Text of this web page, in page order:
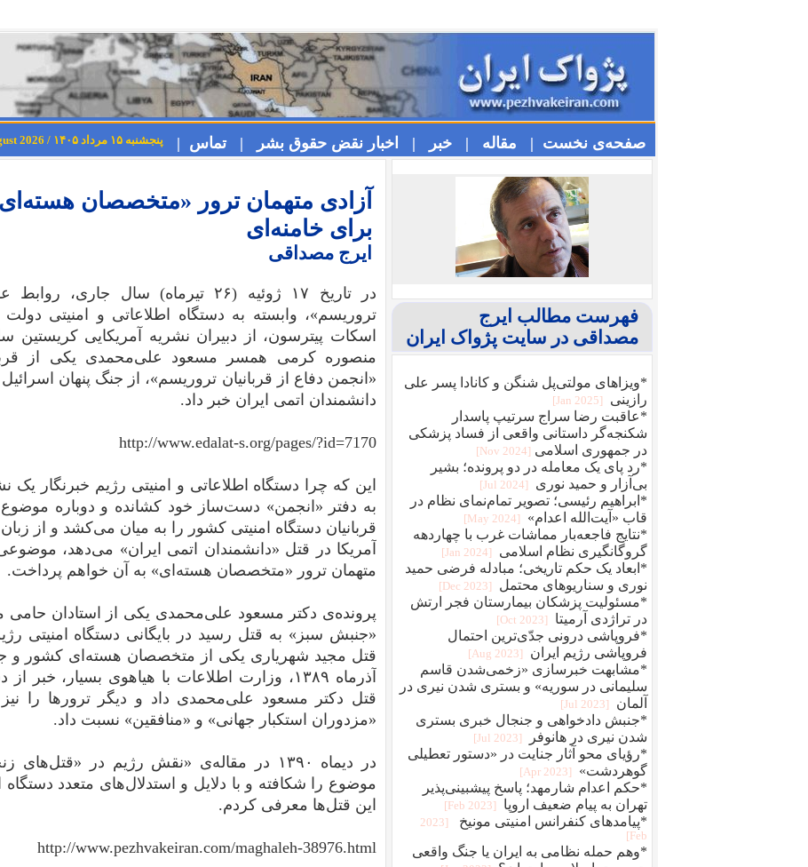
صفحه‌ی نخست | مقاله | خبر | اخبار نقض حقوق بشر | تماس | پنجشنبه ۱۵ مرداد ۱۴۰۵ / Thursday 6th August 2026
آزادی متهمان ترور «متخصصان
برای خامنه‌ای
ایرج مصداقی
در تاریخ ۱۷ ژوئیه (۲۶ تیرماه) سال
تروریسم»، وابسته به دستگاه اطلاعاتی و امنیتی
اسکات پیترسون، از دبیران نشریه آمریکایی
منصوره کرمی همسر مسعود علی‌محمدی یکی از
«انجمن دفاع از قربانیان تروریسم»، از جنگ پنهان
دانشمندان اتمی ایران خبر داد.
http://www.edalat-s.org/pages/?id=7170
این که چرا دستگاه اطلاعاتی و امنیتی رژیم خبرنگار
به دفتر «انجمن» دست‌ساز خود کشانده و دوباره
قربانیان دستگاه امنیتی کشور را به میان می‌کشد و از
آمریکا در قتل «دانشمندان اتمی ایران»‌ می‌دهد،
متهمان ترور «متخصصان هسته‌ای» به آن خواهم پرداخت.
پرونده‌ی دکتر مسعود علی‌محمدی یکی از استادان
«جنبش سبز» به قتل رسید در بایگانی دستگاه امنیتی
قتل مجید شهریاری یکی از متخصصان هسته‌ای کشور و
آذرماه ۱۳۸۹، وزارت اطلاعات با هیاهوی
قتل دکتر مسعود علی‌محمدی داد و دیگر ترور‌ها را
«مزدوران استکبار جهانی» و «منافقین» نسبت داد.
در دیماه ۱۳۹۰ در مقاله‌ی «نقش رژیم در
موضوع را شکافته و با دلایل و استدلال‌های‌ متعدد
این قتل‌ها معرفی کردم.
http://www.pezhvakeiran.com/maghaleh-38976.html
فهرست مطالب ایرج
مصداقی در سایت پژواک ایران
*ویزا‌های مولتی‌پل شنگن و کانادا پسر علی
رازینی
[2025 Jan]
*عاقبت رضا سراج سرتيپ پاسدار
شکنجه‌گر داستانی واقعی از فساد پزشکی
در جمهوری اسلامی [2024 Nov]
*رد پای یک معامله در دو پرونده؛ بشیر
بی‌آزار و حمید نوری
[2024 Jul]
*ابراهیم رئیسی؛ تصویر تمام‌نمای نظام در
قاب «آیت‌الله اعدام»
[2024 May]
*نتایج فاجعه‌بار مماشات غرب با چهاردهه
گروگانگیری نظام اسلامی
[2024 Jan]
*ابعاد یک حکم تاریخی؛ مبادله فرضی حمید
نوری و سناریوهای محتمل
[2023 Dec]
*مسئولیت پزشکان بیمارستان فجر ارتش
در تراژدی آرمیتا
[2023 Oct]
*فروپاشی درونی جدّی‌ترین احتمال
فروپاشی رژیم ایران
[2023 Aug]
*مشابهت خبرسازی «زخمی‌شدن قاسم
سلیمانی در سوریه» و بستری شدن نیری در
آلمان
[2023 Jul]
*جنبش دادخواهی و جنجال خبری بستری
شدن نیری در هانوفر
[2023 Jul]
*رؤیای محو آثار جنایت در «دستور تعطیلی
گوهردشت»
[2023 Apr]
*حکم اعدام شارمهد؛ پاسخ پیشبینی‌پذیر
تهران به پیام ضعیف اروپا
[2023 Feb]
*پیامدهای کنفرانس امنیتی مونیخ
[2023
Feb]
*وهم حمله نظامی به ایران یا جنگ واقعی